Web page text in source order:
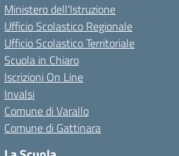
Ministero dell’Istruzione
Ufficio Scolastico Regionale
Ufficio Scolastico Territoriale
Scuola in Chiaro
Iscrizioni On Line
Invalsi
Comune di Varallo
Comune di Gattinara